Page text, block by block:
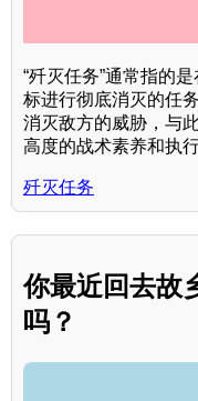
“歼灭任务”通常指的
标进行彻底消灭的任
消灭敌方的威胁，与
高度的战术素养和执
歼灭任务
你最近回去故
吗？